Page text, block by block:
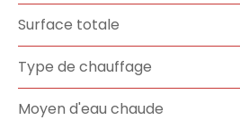
Surface totale
Type de chauffage
Moyen d'eau chaude